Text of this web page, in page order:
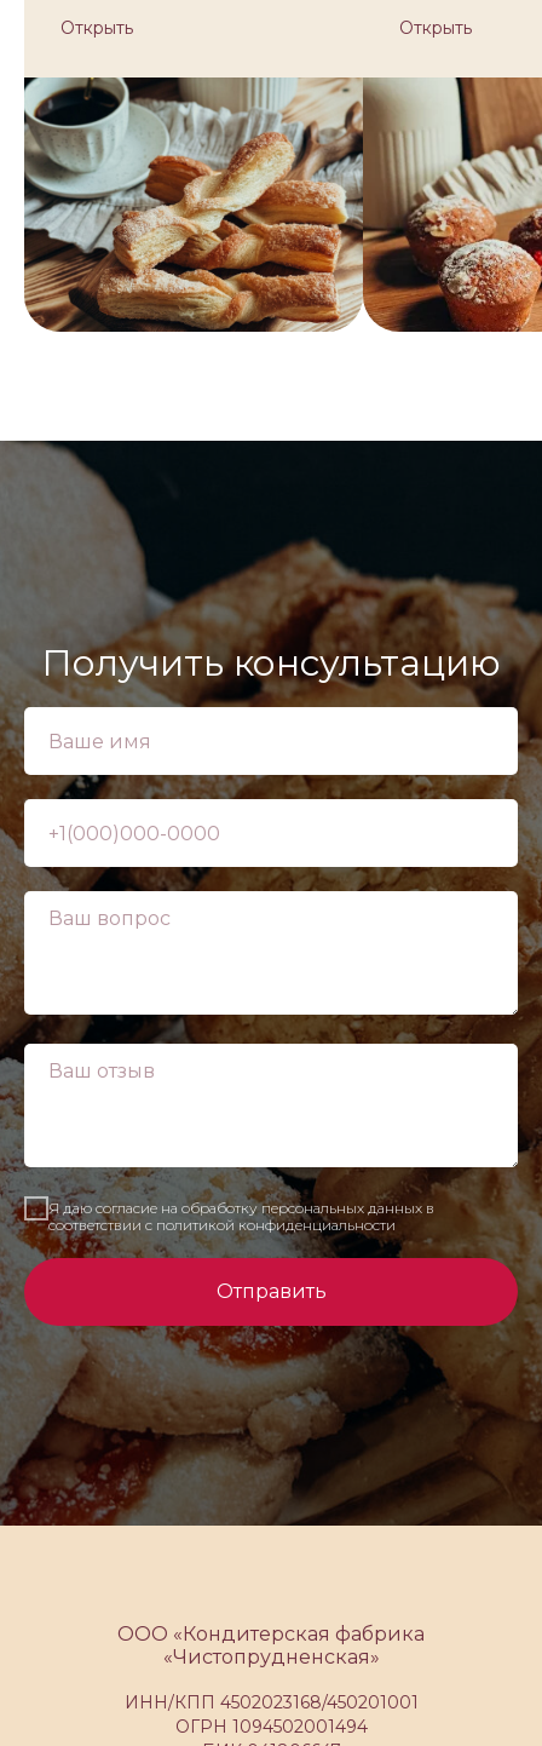
Открыть Открыть
Получить консультацию
Я даю согласие на обработку персональных данных в
соответствии с политикой конфиденциальности
Отправить
ООО «Кондитерская фабрика
«Чистопрудненская»
ИНН/КПП 4502023168/450201001
ОГРН 1094502001494